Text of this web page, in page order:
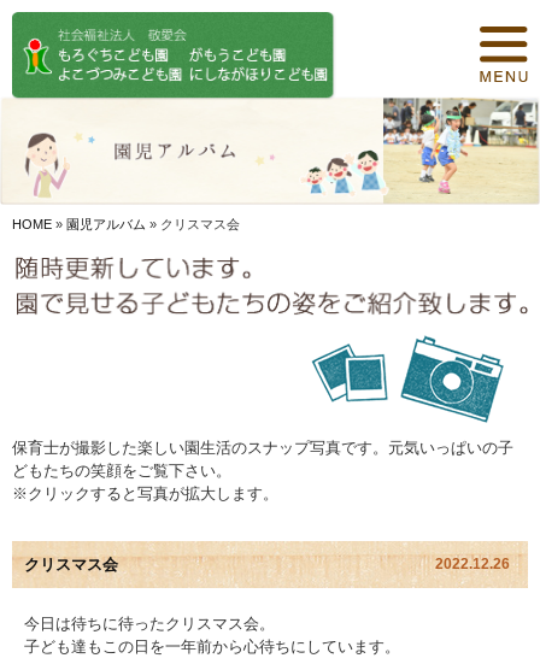
HOME » 園児アルバム » クリスマス会
保育士が撮影した楽しい園生活のスナップ写真です。元気いっぱいの子
どもたちの笑顔をご覧下さい。
※クリックすると写真が拡大します。
クリスマス会 2022.12.26
今日は待ちに待ったクリスマス会。
子ども達もこの日を一年前から心待ちにしています。
保育について
食事について
オリジナル保育
年間行事
お知らせ
園児アルバム
入園のご案内